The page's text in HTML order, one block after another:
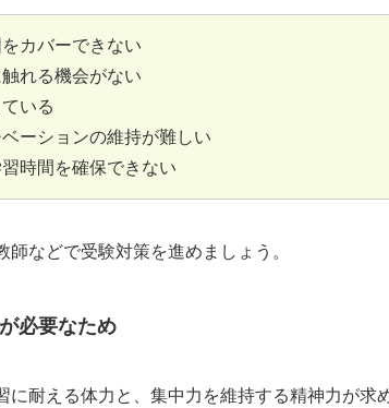
カバーできない
れる機会がない
いる
ーションの維持が難しい
時間を確保できない
などで受験対策を進めましょう。
必要なため
に耐える体力と、集中力を維持する精神力が求